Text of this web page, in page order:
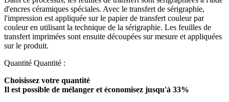
d'encres céramiques spéciales. Avec le transfert de sérigraphie,
l'impression est appliquée sur le papier de transfert couleur par
couleur en utilisant la technique de la sérigraphie. Les feuilles de
transfert imprimées sont ensuite découpées sur mesure et appliquées
sur le produit.
Quantité Quantité :
Choisissez votre quantité
Il est possible de mélanger et économisez jusqu'à 33%